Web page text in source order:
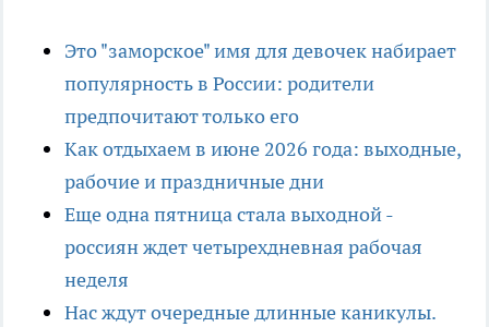
Это "заморское" имя для девочек набирает
популярность в России: родители
предпочитают только его
Как отдыхаем в июне 2026 года: выходные,
рабочие и праздничные дни
Еще одна пятница стала выходной -
россиян ждет четырехдневная рабочая
неделя
Нас ждут очередные длинные каникулы.